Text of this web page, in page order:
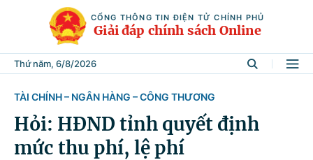
CỔNG THÔNG TIN ĐIỆN TỬ CHÍNH PHỦ
Giải đáp chính sách Online
Thứ năm, 6/8/2026
Tìm kiếm
Từ khóa
TÀI CHÍNH – NGÂN HÀNG – CÔNG THƯƠNG
Hỏi: HĐND tỉnh quyết định
mức thu phí, lệ phí